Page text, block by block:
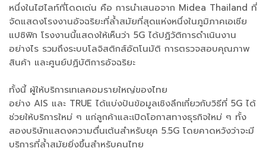
หนึ่งในไฮไลท์ที่โดดเด่น คือ การนำเสนอจาก Midea Thailand ที่
จัดแสดงโรงงานอัจฉริยะที่ล้ำสมัยที่สุดแห่งหนึ่งในภูมิภาคเอเชีย
แปซิฟิก โรงงานนี้แสดงให้เห็นว่า 5G ได้ปฏิวัติการดำเนินงาน
อย่างไร รวมถึงระบบโลจิสติกส์อัตโนมัติ การตรวจสอบคุณภาพ
สินค้า และศูนย์ปฏิบัติการอัจฉริยะ
ทั้งนี้ ผู้ให้บริการเทเลคอมรายใหญ่ของไทย
อย่าง AIS และ TRUE ได้แบ่งปันข้อมูลเชิงลึกเกี่ยวกับวิธีที่ 5G ได้
ช่วยให้บริการใหม่ ๆ แก่ลูกค้าและเปิดโอกาสทางธุรกิจใหม่ ๆ ทั้ง
สองบริษัทแสดงความตื่นเต้นสำหรับยุค 5.5G โดยคาดหวังว่าจะมี
บริการที่ล้ำสมัยยิ่งขึ้นสำหรับคนไทย